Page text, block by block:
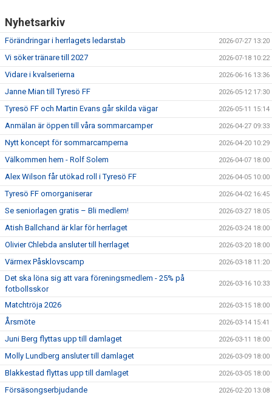
Nyhetsarkiv
Förändringar i herrlagets ledarstab 2026-07-27 13:20
Vi söker tränare till 2027 2026-07-18 10:22
Vidare i kvalserierna 2026-06-16 13:36
Janne Mian till Tyresö FF 2026-05-12 17:30
Tyresö FF och Martin Evans går skilda vägar 2026-05-11 15:14
Anmälan är öppen till våra sommarcamper 2026-04-27 09:33
Nytt koncept för sommarcamperna 2026-04-20 10:29
Välkommen hem - Rolf Solem 2026-04-07 18:00
Alex Wilson får utökad roll i Tyresö FF 2026-04-05 10:00
Tyresö FF omorganiserar 2026-04-02 16:45
Se seniorlagen gratis – Bli medlem! 2026-03-27 18:05
Atish Ballchand är klar för herrlaget 2026-03-24 18:00
Olivier Chlebda ansluter till herrlaget 2026-03-20 18:00
Värmex Påsklovscamp 2026-03-18 11:20
Det ska löna sig att vara föreningsmedlem - 25% på
fotbollsskor
2026-03-16 10:33
Matchtröja 2026 2026-03-15 18:00
Årsmöte 2026-03-14 15:41
Juni Berg flyttas upp till damlaget 2026-03-11 18:00
Molly Lundberg ansluter till damlaget 2026-03-09 18:00
Blakkestad flyttas upp till damlaget 2026-03-05 18:00
Försäsongserbjudande 2026-02-20 13:08